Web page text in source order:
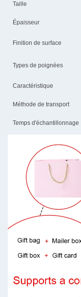
Taille
Épaisseur
Finition de surface
Types de poignées
Caractéristique
Méthode de transport
Temps d'échantillonnage